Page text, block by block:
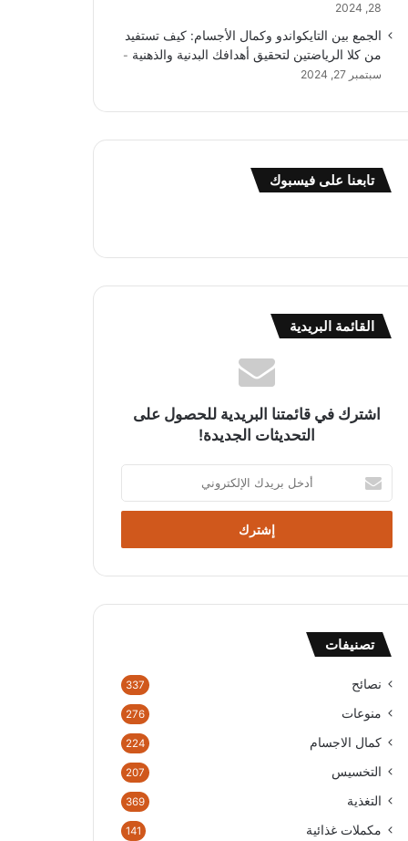
28, 2024
الجمع بين التايكواندو وكمال الأجسام: كيف تستفيد
من كلا الرياضتين لتحقيق أهدافك البدنية والذهنية
سبتمبر 27, 2024
تابعنا على فيسبوك
القائمة البريدية
اشترك في قائمتنا البريدية للحصول على
التحديثات الجديدة!
خ
ب
د
إ
ت
و
ن
تصنيفات
نصائح 337
منوعات 276
كمال الاجسام 224
التخسيس 207
التغذية 369
مكملات غذائية 141